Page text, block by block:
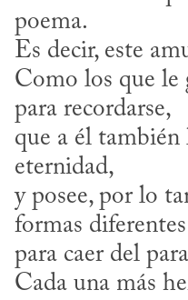
poema.
Es decir, este
Como los que le
para recordarse,
que a él
eternidad,
y posee, por lo
formas diferentes
para caer del
Cada una más